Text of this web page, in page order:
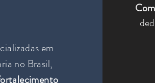
em
no Brasil,